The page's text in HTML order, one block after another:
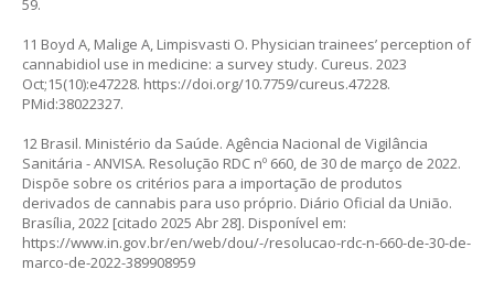
59.
11 Boyd A, Malige A, Limpisvasti O. Physician trainees’ perception of
cannabidiol use in medicine: a survey study. Cureus. 2023
Oct;15(10):e47228. https://doi.org/10.7759/cureus.47228.
PMid:38022327.
12 Brasil. Ministério da Saúde. Agência Nacional de Vigilância
Sanitária - ANVISA. Resolução RDC nº 660, de 30 de março de 2022.
Dispõe sobre os critérios para a importação de produtos
derivados de cannabis para uso próprio. Diário Oficial da União.
Brasília, 2022 [citado 2025 Abr 28]. Disponível em:
https://www.in.gov.br/en/web/dou/-/resolucao-rdc-n-660-de-30-de-
marco-de-2022-389908959